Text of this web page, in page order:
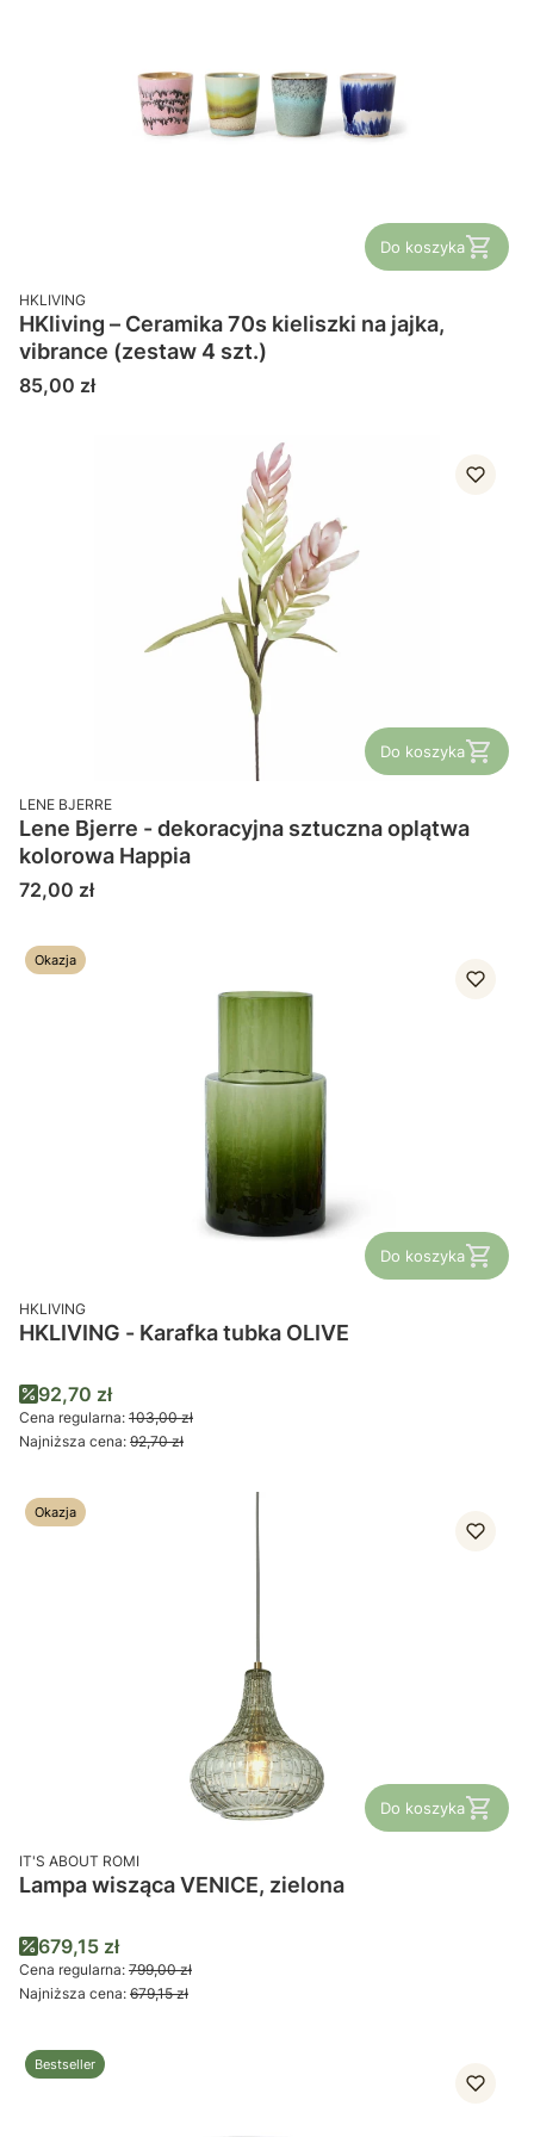
Do koszyka
PRODUCENT
HKLIVING
HKliving – Ceramika 70s kieliszki na jajka,
vibrance (zestaw 4 szt.)
Cena
85,00 zł
Do koszyka
PRODUCENT
LENE BJERRE
Lene Bjerre - dekoracyjna sztuczna oplątwa
kolorowa Happia
Cena
72,00 zł
Okazja
Do koszyka
PRODUCENT
HKLIVING
HKLIVING - Karafka tubka OLIVE
Cena promocyjna
92,70 zł
Cena regularna: 103,00 zł
Najniższa cena: 92,70 zł
Okazja
Do koszyka
PRODUCENT
IT'S ABOUT ROMI
Lampa wisząca VENICE, zielona
Cena promocyjna
679,15 zł
Cena regularna: 799,00 zł
Najniższa cena: 679,15 zł
Bestseller